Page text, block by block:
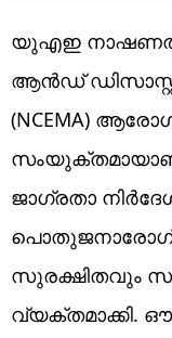
യുഎഇ
ആൻഡ്
(NCEMA)
ജാഗ്രതാ
സുരക്ഷിതവും
വ്യക്തമാക്കി.